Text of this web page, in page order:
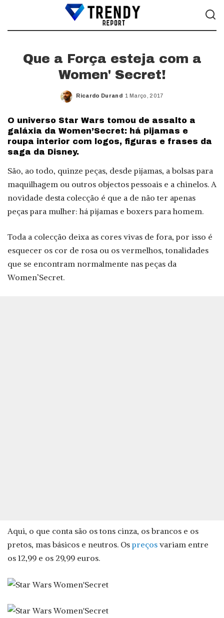
Que a Força esteja com a
Women' Secret!
Posted
Ricardo Durand 1 Março, 2017
O universo Star Wars tomou de assalto a
galáxia da Women’Secret: há pijamas e
roupa interior com logos, figuras e frases da
saga da Disney.
São, ao todo, quinze peças, desde pijamas, a bolsas para
maquilhagem ou outros objectos pessoais e a chinelos. A
novidade desta colecção é que a de não ter apenas
peças para mulher: há pijamas e boxers para homem.
Toda a colecção deixa as cores vivas de fora, por isso é
esquecer os cor de rosa ou os vermelhos, tonalidades
que se encontram normalmente nas peças da
Women’Secret.
Aqui, o que conta são os tons cinza, os brancos e os
pretos, mas básicos e neutros. Ospreços variam entre
os 12,99 e os 29,99 euros.